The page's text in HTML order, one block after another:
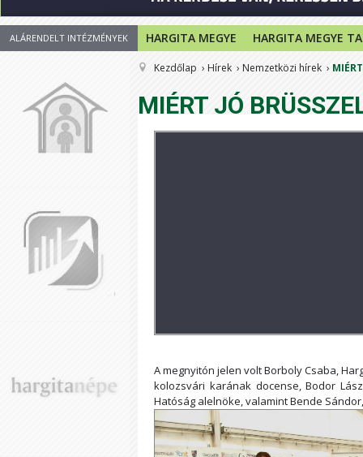
12
ALÁRENDELT INTÉZMÉNYEK HARGITA MEGYE HARGITA MEGYE
Kezdőlap Hírek Nemzetközi hírek
MIÉRT JÓ
A megnyitón jelen volt Borboly Csaba,
kolozsvári karának docense, Bodor
Hatóság alelnöke, valamint Bende